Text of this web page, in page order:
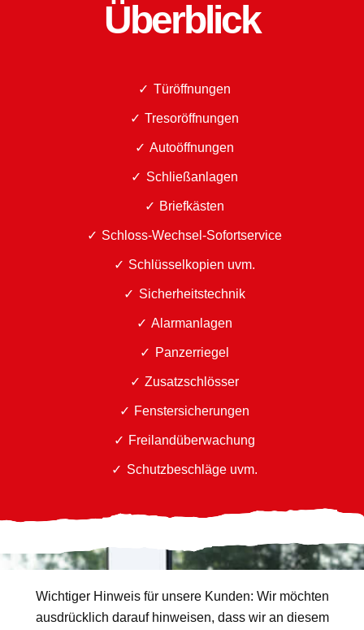
Überblick
Türöffnungen
Tresoröffnungen
Autoöffnungen
Schließanlagen
Briefkästen
Schloss-Wechsel-Sofortservice
Schlüsselkopien uvm.
Sicherheitstechnik
Alarmanlagen
Panzerriegel
Zusatzschlösser
Fenstersicherungen
Freilandüberwachung
Schutzbeschläge uvm.
Wichtiger Hinweis für unsere Kunden: Wir möchten
ausdrücklich darauf hinweisen, dass wir an diesem